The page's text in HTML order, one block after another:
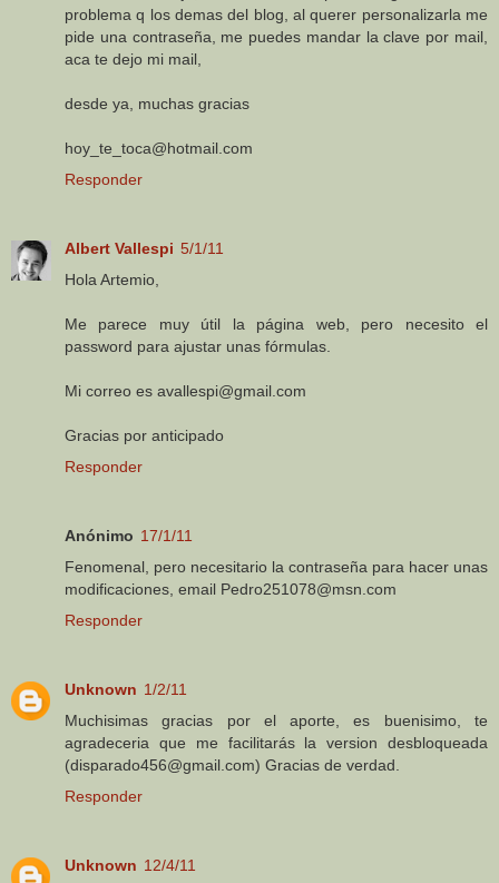
problema q los demas del blog, al querer personalizarla me
pide una contraseña, me puedes mandar la clave por mail,
aca te dejo mi mail,
desde ya, muchas gracias
hoy_te_toca@hotmail.com
Responder
Albert Vallespi 5/1/11
Hola Artemio,
Me parece muy útil la página web, pero necesito el
password para ajustar unas fórmulas.
Mi correo es avallespi@gmail.com
Gracias por anticipado
Responder
Anónimo 17/1/11
Fenomenal, pero necesitario la contraseña para hacer unas
modificaciones, email Pedro251078@msn.com
Responder
Unknown 1/2/11
Muchisimas gracias por el aporte, es buenisimo, te
agradeceria que me facilitarás la version desbloqueada
(disparado456@gmail.com) Gracias de verdad.
Responder
Unknown 12/4/11